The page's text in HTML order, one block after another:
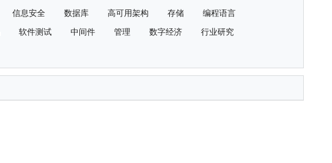
信息安全 数据库 高可用架构 存储 编程语言
软件测试 中间件 管理 数字经济 行业研究